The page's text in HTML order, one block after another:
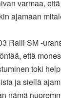
varmaa,
ajamaan
Ralli SM -
että
toki
ja siellä
nämä